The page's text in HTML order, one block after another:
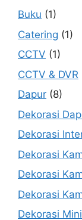
Buku (1)
Catering (1)
CCTV (1)
CCTV & DVR
Dapur (8)
Dekorasi
Dekorasi
Dekorasi
Dekorasi
Dekorasi
Dekorasi